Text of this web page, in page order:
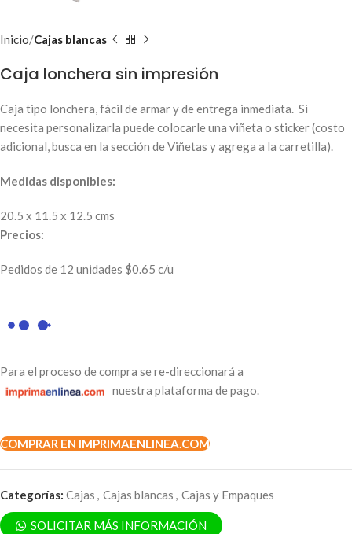
Inicio Cajas blancas
Caja lonchera sin impresión
Caja tipo lonchera, fácil de armar y de entrega inmediata. Si
necesita personalizarla puede colocarle una viñeta o sticker (costo
adicional, busca en la sección de Viñetas y agrega a la carretilla).
Medidas disponibles:
20.5 x 11.5 x 12.5 cms
Precios:
Pedidos de 12 unidades $0.65 c/u
Para el proceso de compra se re-direccionará a
nuestra plataforma de pago.
COMPRAR EN IMPRIMAENLINEA.COM
Categorías: Cajas , Cajas blancas , Cajas y Empaques
SOLICITAR MÁS INFORMACIÓN